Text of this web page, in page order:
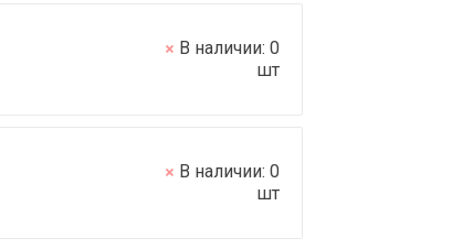
В наличии: 0
шт
В наличии: 0
шт